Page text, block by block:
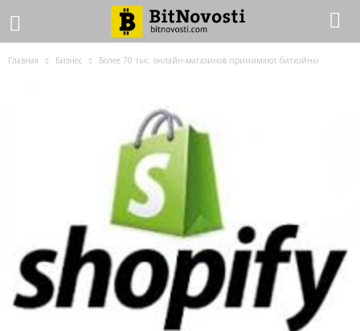
Главная Бизнес Более 70 тыс. онлайн-магазинов принимают биткойны